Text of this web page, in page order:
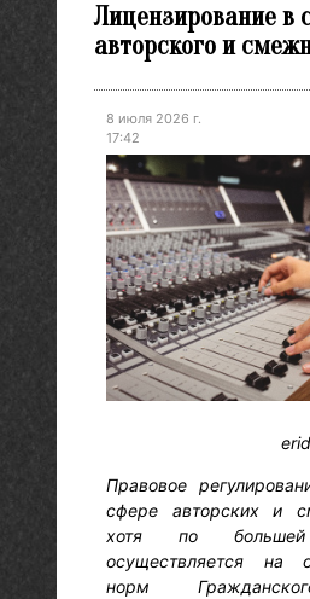
Лицензирование в
авторского и
8 июля 2026 г.
17:42
Правовое
сфере авторских и
хотя по
осуществляется на
норм